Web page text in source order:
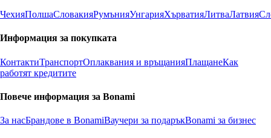
ЧехияПолшаСловакияРумънияУнгарияХърватияЛитваЛатвия
Информация за покупката
КонтактиТранспортОплаквания и връщанияПлащанеКак
работят кредитите
Повече информация за Bonami
За насБрандове в BonamiВаучери за подаръкBonami за бизнес